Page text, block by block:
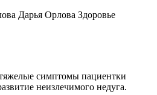
Дарья Орлова Здоровье
симптомы пациентки
неизлечимого недуга.